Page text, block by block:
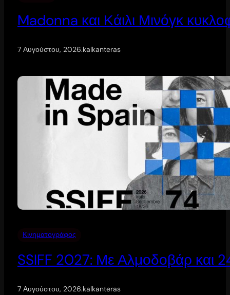
Madonna και Κάιλι Μινόγκ
7 Αυγούστου, 2026.kalkanteras
Κινηματογράφος
SSIFF 2027: Με Αλμοδοβάρ και 24
7 Αυγούστου, 2026.kalkanteras